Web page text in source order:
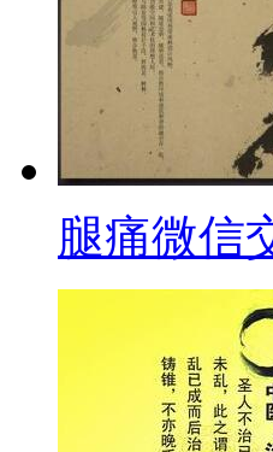
腿痛微信